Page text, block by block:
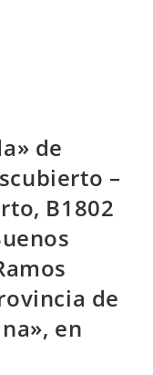
de
–
B1802
de
en